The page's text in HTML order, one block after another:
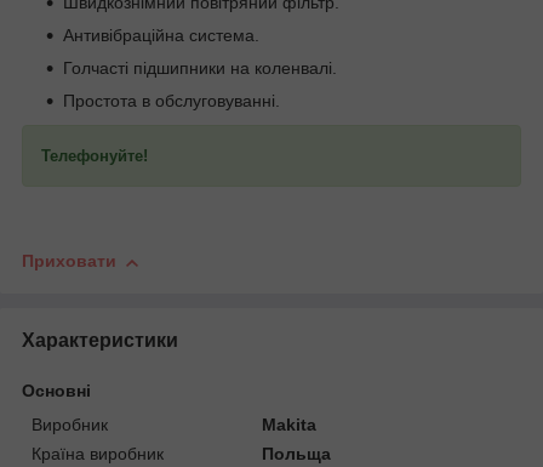
Антивібраційна система.
Голчасті підшипники на коленвалі.
Простота в обслуговуванні.
Телефонуйте!
Приховати
Характеристики
Основні
Виробник
Makita
Країна виробник
Польща